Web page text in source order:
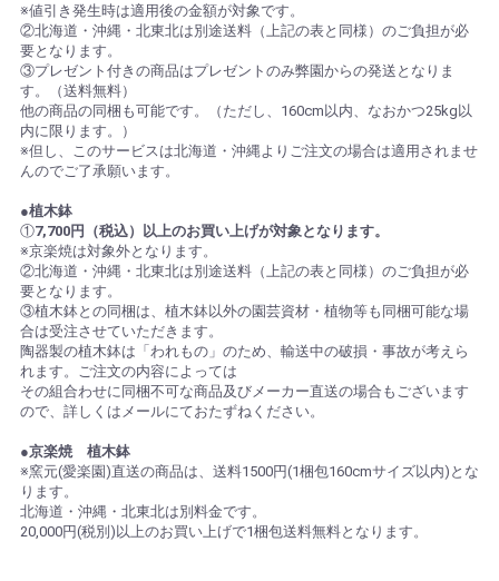
※値引き発生時は適用後の金額が対象です。
②北海道・沖縄・北東北は別途送料（上記の表と同様）のご負担が必
要となります。
③プレゼント付きの商品はプレゼントのみ弊園からの発送となりま
す。（送料無料）
他の商品の同梱も可能です。（ただし、160cm以内、なおかつ25kg以
内に限ります。）
※但し、このサービスは北海道・沖縄よりご注文の場合は適用されませ
んのでご了承願います。
●植木鉢
①7,700円（税込）以上のお買い上げが対象となります。
※京楽焼は対象外となります。
②北海道・沖縄・北東北は別途送料（上記の表と同様）のご負担が必
要となります。
③植木鉢との同梱は、植木鉢以外の園芸資材・植物等も同梱可能な場
合は受注させていただきます。
陶器製の植木鉢は「われもの」のため、輸送中の破損・事故が考えら
れます。ご注文の内容によっては
その組合わせに同梱不可な商品及びメーカー直送の場合もございます
ので、詳しくはメールにておたずねください。
●京楽焼 植木鉢
※窯元(愛楽園)直送の商品は、送料1500円(1梱包160cmサイズ以内)とな
ります。
北海道・沖縄・北東北は別料金です。
20,000円(税別)以上のお買い上げで1梱包送料無料となります。